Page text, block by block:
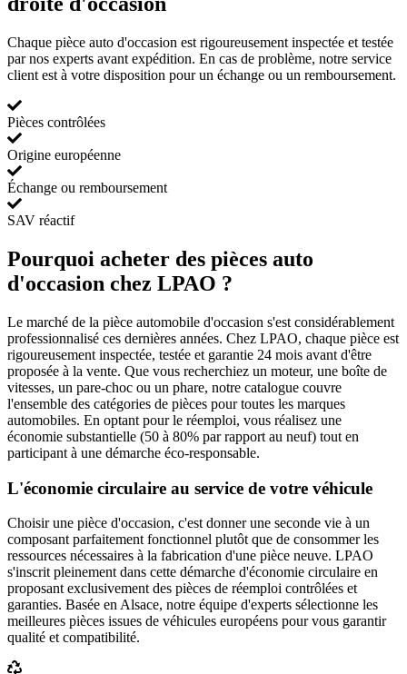
Chaque pièce auto d'occasion est rigoureusement inspectée et testée
par nos experts avant expédition. En cas de problème, notre service
client est à votre disposition pour un échange ou un remboursement.
Pièces contrôlées
Origine européenne
Échange ou remboursement
SAV réactif
Pourquoi acheter des pièces auto
d'occasion chez LPAO ?
Le marché de la pièce automobile d'occasion s'est considérablement
professionnalisé ces dernières années. Chez LPAO, chaque pièce est
rigoureusement inspectée, testée et garantie 24 mois avant d'être
proposée à la vente. Que vous recherchiez un moteur, une boîte de
vitesses, un pare-choc ou un phare, notre catalogue couvre
l'ensemble des catégories de pièces pour toutes les marques
automobiles. En optant pour le réemploi, vous réalisez une
économie substantielle (50 à 80% par rapport au neuf) tout en
participant à une démarche éco-responsable.
L'économie circulaire au service de votre véhicule
Choisir une pièce d'occasion, c'est donner une seconde vie à un
composant parfaitement fonctionnel plutôt que de consommer les
ressources nécessaires à la fabrication d'une pièce neuve. LPAO
s'inscrit pleinement dans cette démarche d'économie circulaire en
proposant exclusivement des pièces de réemploi contrôlées et
garanties. Basée en Alsace, notre équipe d'experts sélectionne les
meilleures pièces issues de véhicules européens pour vous garantir
qualité et compatibilité.